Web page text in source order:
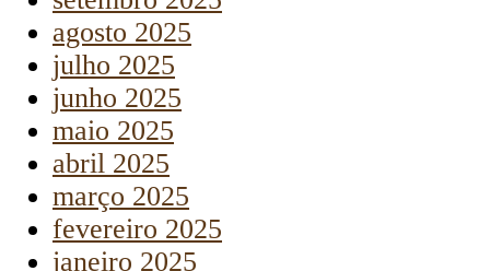
agosto 2025
julho 2025
junho 2025
maio 2025
abril 2025
março 2025
fevereiro 2025
janeiro 2025